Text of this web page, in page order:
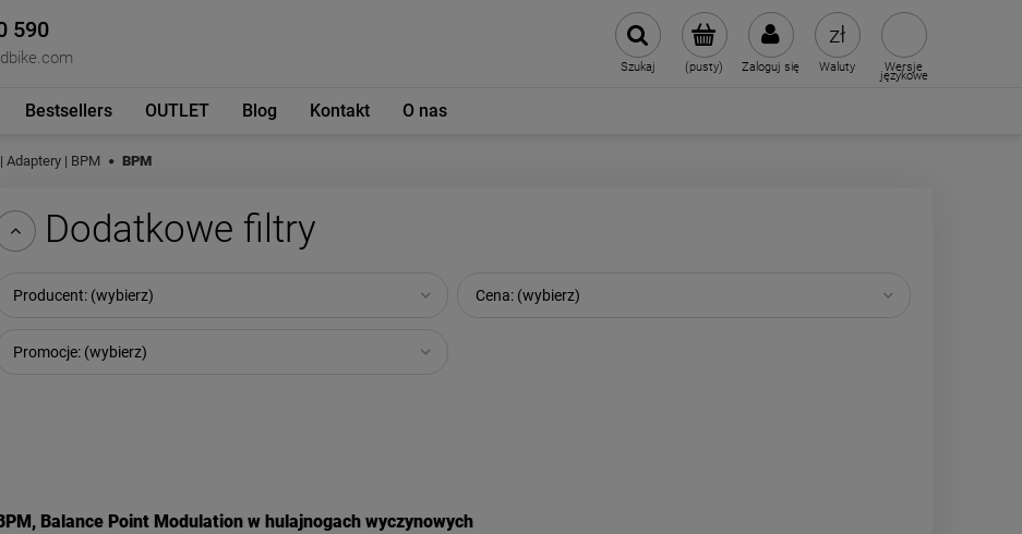
590
(pusty) Zaloguj się
Szukaj Waluty Wersje
językowe
Bestsellers OUTLET Blog Kontakt O nas
Adaptery | BPM BPM
Dodatkowe filtry
Producent: (wybierz) Cena: (wybierz)
Promocje: (wybierz)
Balance Point Modulation w hulajnogach wyczynowych